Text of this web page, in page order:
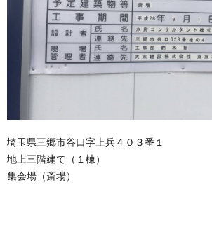
埼玉県三郷市谷口字上兵４０３番１
地上三階建て（１棟）
集会場（斎場）